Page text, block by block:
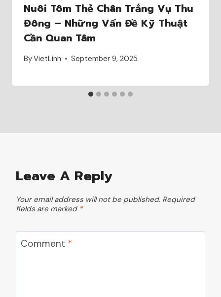
Nuôi Tôm Thẻ Chân Trắng Vụ Thu
Đông – Những Vấn Đề Kỹ Thuật
Cần Quan Tâm
ByVietLinh September 9, 2025
Leave A Reply
Your email address will not be published. Required
fields are marked *
Comment *